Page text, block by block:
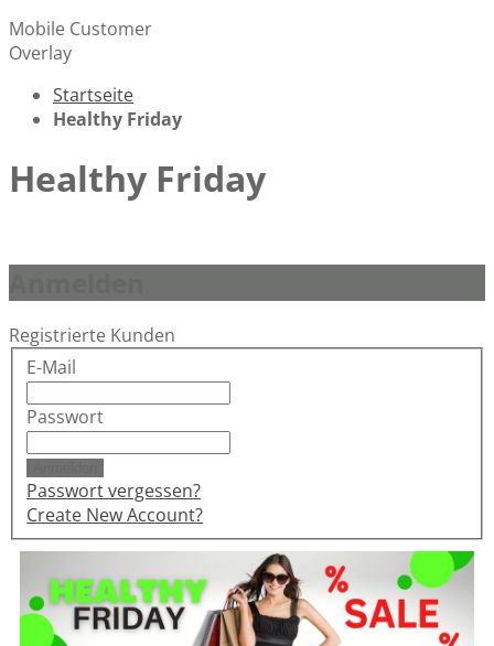
Mobile Customer
Overlay
Startseite
Healthy Friday
Healthy Friday
Registrierte Kunden
E-Mail
Passwort
Passwort vergessen?
Create New Account?